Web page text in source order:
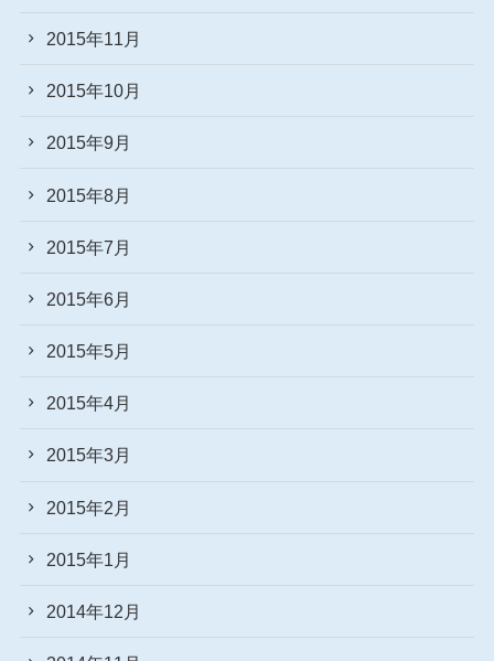
2015年11月
2015年10月
2015年9月
2015年8月
2015年7月
2015年6月
2015年5月
2015年4月
2015年3月
2015年2月
2015年1月
2014年12月